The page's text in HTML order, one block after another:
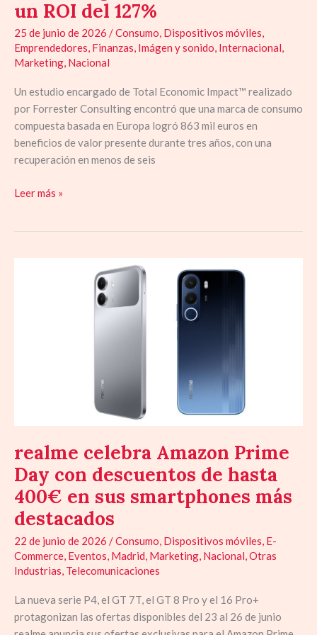
un ROI del 127%
25 de junio de 2026 /Consumo, Dispositivos móviles,
Emprendedores, Finanzas, Imágen y sonido, Internacional,
Marketing, Nacional
Un estudio encargado de Total Economic Impact™ realizado
por Forrester Consulting encontró que una marca de consumo
compuesta basada en Europa logró 863 mil euros en
beneficios de valor presente durante tres años, con una
recuperación en menos de seis
un
ROI
del
127%
Leer más »
realme celebra Amazon Prime
Day con descuentos de hasta
400€ en sus smartphones más
destacados
22 de junio de 2026 /Consumo Dispositivos móviles E-
Commerce Eventos Madrid Marketing Nacional Otras
Industrias Telecomunicaciones
La nueva serie P4, el GT 7T, el GT 8 Pro y el 16 Pro+
protagonizan las ofertas disponibles del 23 al 26 de junio
sus
smartphones
más
destacados